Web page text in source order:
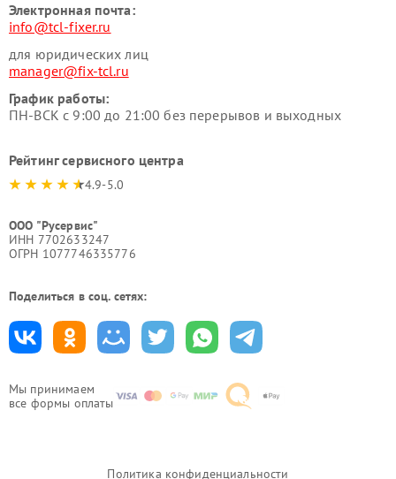
Мы принимаем
все формы оплаты
Электронная почта:
info@tcl-fixer.ru
для юридических лиц
manager@fix-tcl.ru
График работы:
ПН-ВСК с 9:00 до 21:00 без перерывов и выходных
Рейтинг сервисного центра
4.9-5.0
ООО "Русервис"
ИНН 7702633247
ОГРН 1077746335776
Поделиться в соц. сетях:
Политика конфиденциальности